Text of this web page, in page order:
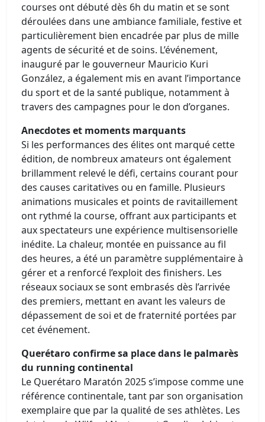
courses ont débuté dès 6h du matin et se sont
déroulées dans une ambiance familiale, festive et
particulièrement bien encadrée par plus de mille
agents de sécurité et de soins. L’événement,
inauguré par le gouverneur Mauricio Kuri
González, a également mis en avant l’importance
du sport et de la santé publique, notamment à
travers des campagnes pour le don d’organes.
Anecdotes et moments marquants
Si les performances des élites ont marqué cette
édition, de nombreux amateurs ont également
brillamment relevé le défi, certains courant pour
des causes caritatives ou en famille. Plusieurs
animations musicales et points de ravitaillement
ont rythmé la course, offrant aux participants et
aux spectateurs une expérience multisensorielle
inédite. La chaleur, montée en puissance au fil
des heures, a été un paramètre supplémentaire à
gérer et a renforcé l’exploit des finishers. Les
réseaux sociaux se sont embrasés dès l’arrivée
des premiers, mettant en avant les valeurs de
dépassement de soi et de fraternité portées par
cet événement.
Querétaro confirme sa place dans le palmarès
du running continental
Le Querétaro Maratón 2025 s’impose comme une
référence continentale, tant par son organisation
exemplaire que par la qualité de ses athlètes. Les